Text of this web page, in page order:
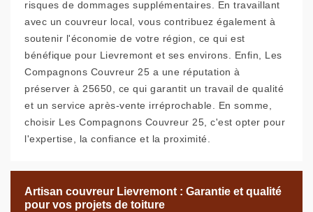
risques de dommages supplémentaires. En travaillant
avec un couvreur local, vous contribuez également à
soutenir l'économie de votre région, ce qui est
bénéfique pour Lievremont et ses environs. Enfin, Les
Compagnons Couvreur 25 a une réputation à
préserver à 25650, ce qui garantit un travail de qualité
et un service après-vente irréprochable. En somme,
choisir Les Compagnons Couvreur 25, c'est opter pour
l'expertise, la confiance et la proximité.
Artisan couvreur Lievremont : Garantie et qualité
pour vos projets de toiture